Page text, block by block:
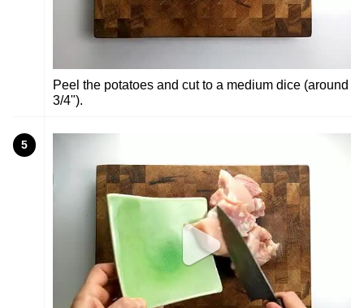
Peel the potatoes and cut to a medium dice (around
3/4").
5